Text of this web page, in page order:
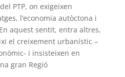
PTP, on exigeixen
l’economia autòctona i
aquest sentit, entra altres,
el creixement urbanístic –
i insisteixen en
gran Regió